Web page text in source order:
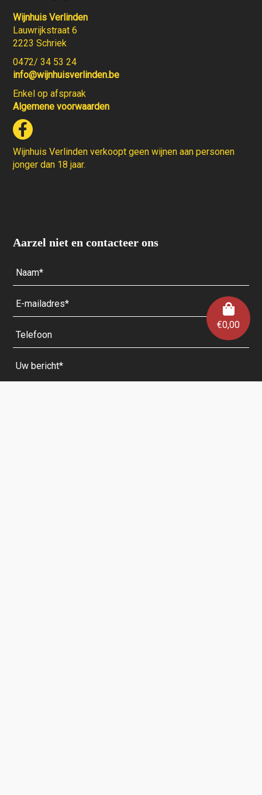
€0,00
Wijnhuis Verlinden
Lauwrijkstraat 6
2223 Schriek
0472/ 34 53 24
info@wijnhuisverlinden.be
Enkel op afspraak
Algemene voorwaarden
Wijnhuis Verlinden verkoopt geen wijnen aan personen
jonger dan 18 jaar.
Aarzel niet en contacteer ons